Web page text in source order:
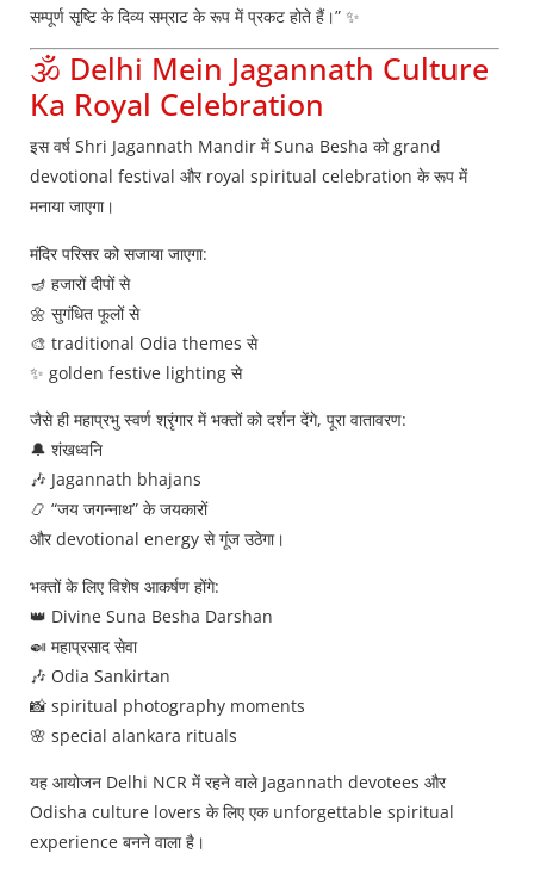
सम्पूर्ण सृष्टि के दिव्य सम्राट के रूप में प्रकट होते हैं।” ✨
🕉️ Delhi Mein Jagannath Culture
Ka Royal Celebration
इस वर्ष Shri Jagannath Mandir में Suna Besha को grand
devotional festival और royal spiritual celebration के रूप में
मनाया जाएगा।
मंदिर परिसर को सजाया जाएगा:
🪔 हजारों दीपों से
🌼 सुगंधित फूलों से
🎨 traditional Odia themes से
✨ golden festive lighting से
जैसे ही महाप्रभु स्वर्ण श्रृंगार में भक्तों को दर्शन देंगे, पूरा वातावरण:
🔔 शंखध्वनि
🎶 Jagannath bhajans
📿 “जय जगन्नाथ” के जयकारों
और devotional energy से गूंज उठेगा।
भक्तों के लिए विशेष आकर्षण होंगे:
👑 Divine Suna Besha Darshan
🍛 महाप्रसाद सेवा
🎶 Odia Sankirtan
📸 spiritual photography moments
🌸 special alankara rituals
यह आयोजन Delhi NCR में रहने वाले Jagannath devotees और
Odisha culture lovers के लिए एक unforgettable spiritual
experience बनने वाला है।